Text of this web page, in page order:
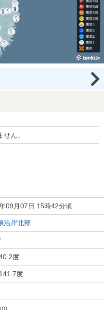
ん。
09月07日 15時42分頃
沿岸北部
度
度